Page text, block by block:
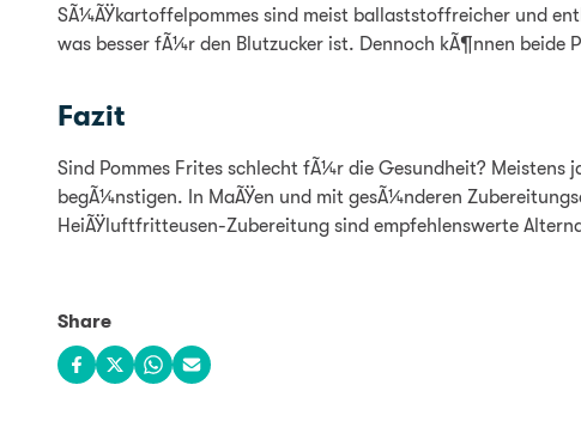
SÃ¼ÃŸkartoffelpommes sind meist ballaststoffreicher und
was besser fÃ¼r den Blutzucker ist. Dennoch kÃ¶nnen
Fazit
Sind Pommes Frites schlecht fÃ¼r die Gesundheit? Meistens
begÃ¼nstigen. In MaÃŸen und mit gesÃ¼nderen
HeiÃŸluftfritteusen-Zubereitung sind empfehlenswerte
Share
Share on Facebook
Share on X
Share on WhatsApp
Share via email